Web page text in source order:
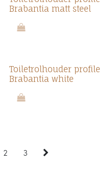
Brabantia matt steel
Toiletrolhouder profile
Brabantia white
2 3